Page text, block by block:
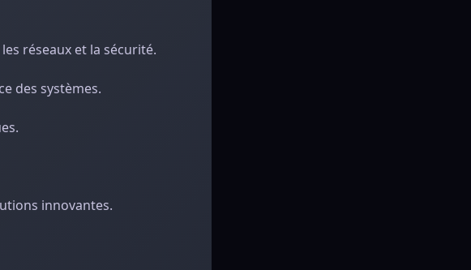
réseaux et la sécurité.
des systèmes.
innovantes.